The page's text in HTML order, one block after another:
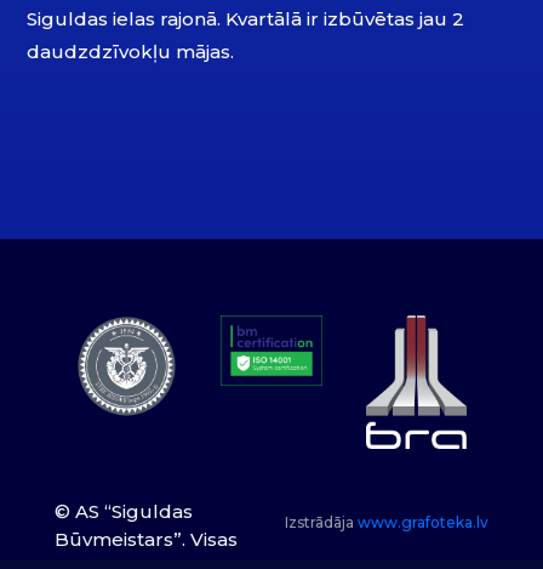
Siguldas ielas rajonā. Kvartālā ir izbūvētas jau 2
daudzdzīvokļu mājas.
© AS “Siguldas
Būvmeistars”. Visas
Izstrādājawww.grafoteka.lv